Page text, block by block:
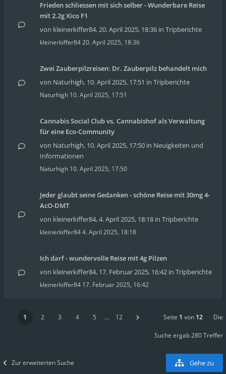
Frieden schliessen mit sich selber - Wunderbare Reise
mit 2.2g Xico F1
von kleinerkiffer84,20. April 2025, 18:36 in Tripberichte
kleinerkiffer8420. April 2025, 18:36
Zwei Zauberpilzreisen: Dr. Zauberpilz behandelt mich
von Naturhigh, 10. April 2025, 17:51 in Tripberichte
Naturhigh 10. April 2025, 17:51
Cannabis Social Club vs. Cannabishof als Verwaltung
für eine Eco-Community
von Naturhigh, 10. April 2025, 17:50 in Neuigkeiten und
Informationen
Naturhigh 10. April 2025, 17:50
Jeder glaubt seine Gedanken - schöne Reise mit 30mg 4-
AcO-DMT
von kleinerkiffer84,4. April 2025, 18:18 in Tripberichte
kleinerkiffer844. April 2025, 18:18
Ich darf - wundervolle Reise mit 4g Pilzen
von kleinerkiffer84, 17. Februar 2025, 16:42 in Tripberichte
kleinerkiffer84 17. Februar 2025, 16:42
1 2 3 4 5 … 12 Seite 1 von 12 Die
Suche ergab 280 Treffer
Zur erweiterten Suche Gehe zu